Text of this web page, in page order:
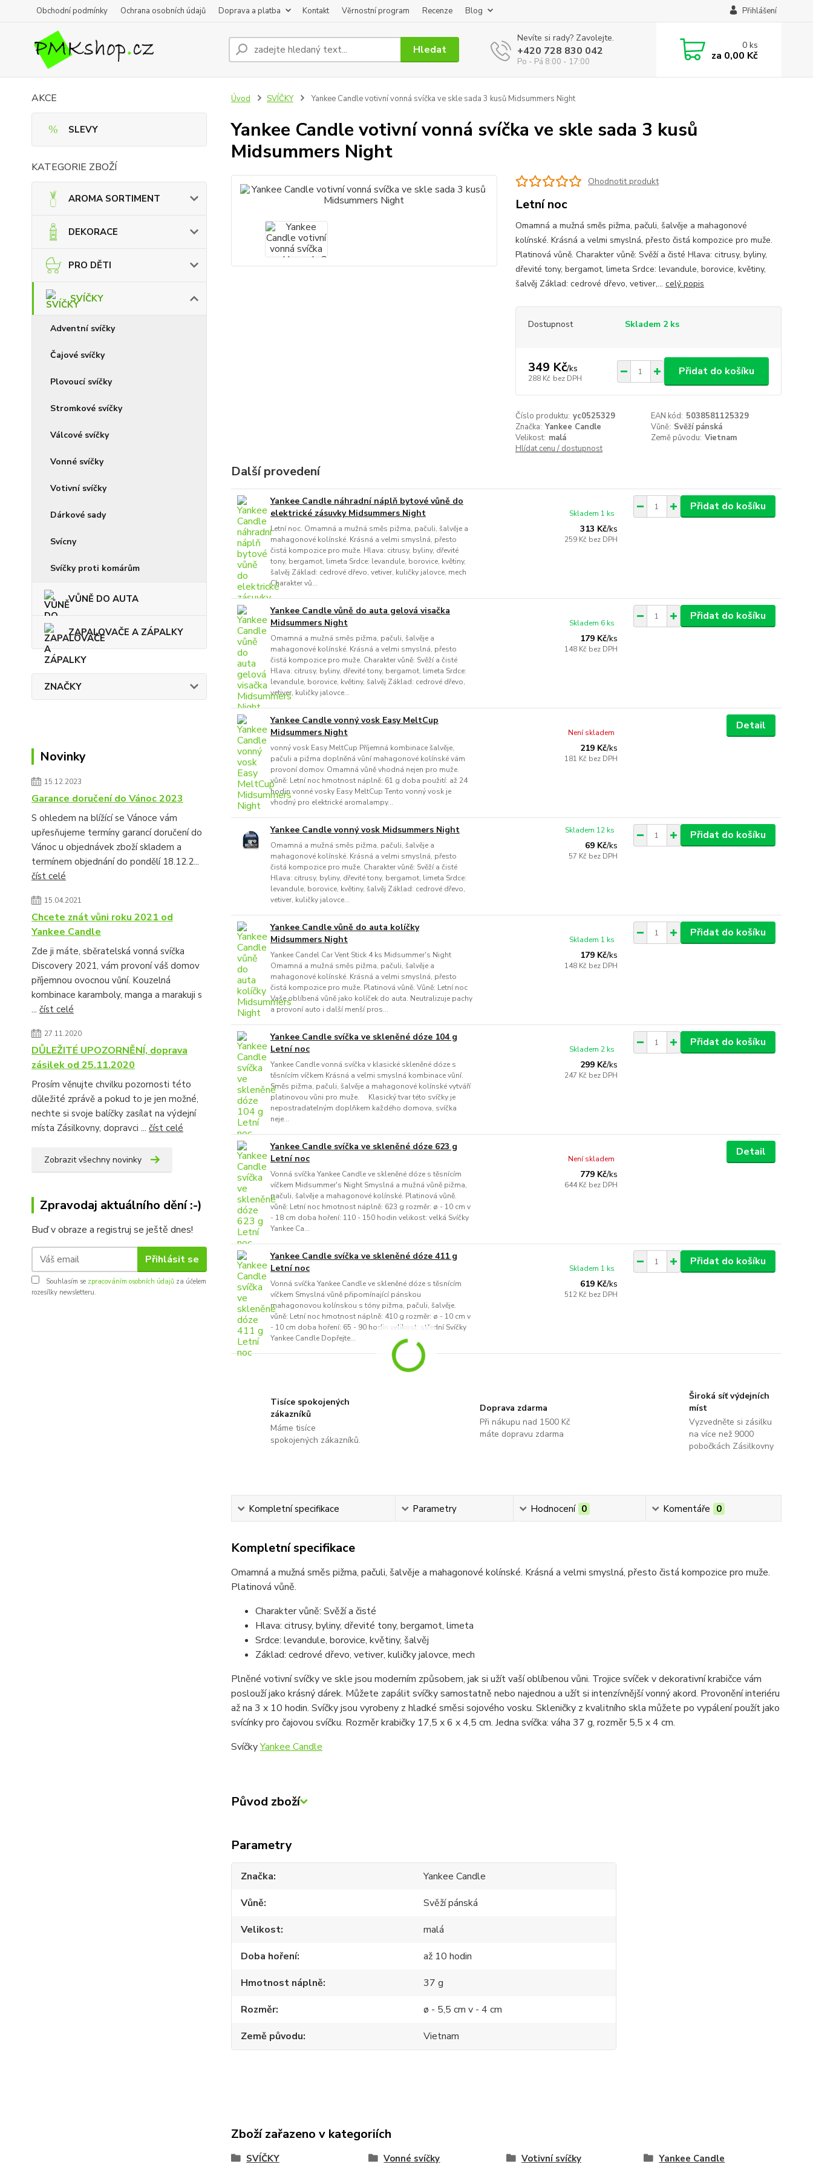
Obchodní podmínky Ochrana osobních údajů Doprava a platba Kontakt Věrnostní program Recenze Blog Přihlášení
Hledat
Nevíte si rady? Zavolejte.
+420 728 830 042
Po - Pá 8:00 - 17:00
0ks
za 0,00 Kč
AKCE
SLEVY
KATEGORIE ZBOŽÍ
AROMA SORTIMENT
DEKORACE
PRO DĚTI
SVÍČKY
Adventní svíčky
Čajové svíčky
Plovoucí svíčky
Stromkové svíčky
Válcové svíčky
Vonné svíčky
Votivní svíčky
Dárkové sady
Svícny
Svíčky proti komárům
VŮNĚ DO AUTA
ZAPALOVAČE A ZÁPALKY
ZNAČKY
Novinky
15.12.2023
Garance doručení do Vánoc 2023
S ohledem na blížící se Vánoce vám
upřesňujeme termíny garancí doručení do
Vánoc u objednávek zboží skladem a
termínem objednání do pondělí 18.12.2...
číst celé
15.04.2021
Chcete znát vůni roku 2021 od
Yankee Candle
Zde ji máte, sběratelská vonná svíčka
Discovery 2021, vám provoní váš domov
příjemnou ovocnou vůní. Kouzelná
kombinace karamboly, manga a marakuji s
... číst celé
27.11.2020
DŮLEŽITÉ UPOZORNĚNÍ, doprava
zásilek od 25.11.2020
Prosím věnujte chvilku pozornosti této
důležité zprávě a pokud to je jen možné,
nechte si svoje balíčky zasílat na výdejní
místa Zásilkovny, dopravci ... číst celé
Zobrazit všechny novinky
Zpravodaj aktuálního dění :-)
Buď v obraze a registruj se ještě dnes!
Přihlásit se
Souhlasím se zpracováním osobních údajů za účelem
rozesílky newsletteru.
Úvod SVÍČKY Yankee Candle votivní vonná svíčka ve skle sada 3 kusů Midsummers Night
Yankee Candle votivní vonná svíčka ve skle sada 3 kusů
Midsummers Night
Ohodnotit produkt
Letní noc
Omamná a mužná směs pižma, pačuli, šalvěje a mahagonové
kolínské. Krásná a velmi smyslná, přesto čistá kompozice pro muže.
Platinová vůně. Charakter vůně: Svěží a čisté Hlava: citrusy, byliny,
dřevité tony, bergamot, limeta Srdce: levandule, borovice, květiny,
šalvěj Základ: cedrové dřevo, vetiver,... celý popis
Dostupnost Skladem 2 ks
349 Kč/ks
288 Kč bez DPH
Přidat do košíku
Číslo produktu: yc0525329 EAN kód: 5038581125329
Značka: Yankee Candle Vůně: Svěží pánská
Velikost: malá Země původu: Vietnam
Hlídat cenu / dostupnost
Další provedení
Yankee Candle náhradní náplň bytové vůně do
elektrické zásuvky Midsummers Night
Letní noc. Omamná a mužná směs pižma, pačuli, šalvěje a
mahagonové kolínské. Krásná a velmi smyslná, přesto
čistá kompozice pro muže. Hlava: citrusy, byliny, dřevité
tony, bergamot, limeta Srdce: levandule, borovice, květiny,
šalvěj Základ: cedrové dřevo, vetiver, kuličky jalovce, mech
Charakter vů...
313 Kč/ks
259 Kč bez DPH
Skladem 1 ks
Přidat do košíku
Yankee Candle vůně do auta gelová visačka
Midsummers Night
Omamná a mužná směs pižma, pačuli, šalvěje a
mahagonové kolínské. Krásná a velmi smyslná, přesto
čistá kompozice pro muže. Charakter vůně: Svěží a čisté
Hlava: citrusy, byliny, dřevité tony, bergamot, limeta Srdce:
levandule, borovice, květiny, šalvěj Základ: cedrové dřevo,
vetiver, kuličky jalovce...
179 Kč/ks
148 Kč bez DPH
Skladem 6 ks
Přidat do košíku
Yankee Candle vonný vosk Easy MeltCup
Midsummers Night
vonný vosk Easy MeltCup Příjemná kombinace šalvěje,
pačuli a pižma doplněná vůní mahagonové kolínské vám
provoní domov. Omamná vůně vhodná nejen pro muže.
vůně: Letní noc hmotnost náplně: 61 g doba použití: až 24
hodin vonné vosky Easy MeltCup Tento vonný vosk je
vhodný pro elektrické aromalampy...
219 Kč/ks
181 Kč bez DPH
Není skladem
Detail
Yankee Candle vonný vosk Midsummers Night
Omamná a mužná směs pižma, pačuli, šalvěje a
mahagonové kolínské. Krásná a velmi smyslná, přesto
čistá kompozice pro muže. Charakter vůně: Svěží a čisté
Hlava: citrusy, byliny, dřevité tony, bergamot, limeta Srdce:
levandule, borovice, květiny, šalvěj Základ: cedrové dřevo,
vetiver, kuličky jalovce...
69 Kč/ks
57 Kč bez DPH
Skladem 12 ks Přidat do košíku
Yankee Candle vůně do auta kolíčky
Midsummers Night
Yankee Candel Car Vent Stick 4 ks Midsummer's Night
Omamná a mužná směs pižma, pačuli, šalvěje a
mahagonové kolínské. Krásná a velmi smyslná, přesto
čistá kompozice pro muže. Platinová vůně. Vůně: Letní noc
Vaše oblíbená vůně jako kolíček do auta. Neutralizuje pachy
a provoní auto i další menší pros...
179 Kč/ks
148 Kč bez DPH
Skladem 1 ks
Přidat do košíku
Yankee Candle svíčka ve skleněné dóze 104 g
Letní noc
Yankee Candle vonná svíčka v klasické skleněné dóze s
těsnícím víčkem Krásná a velmi smyslná kombinace vůní.
Směs pižma, pačuli, šalvěje a mahagonové kolínské vytváří
platinovou vůni pro muže. Klasický tvar této svíčky je
nepostradatelným doplňkem každého domova, svíčka
neje...
299 Kč/ks
247 Kč bez DPH
Skladem 2 ks
Přidat do košíku
Yankee Candle svíčka ve skleněné dóze 623 g
Letní noc
Vonná svíčka Yankee Candle ve skleněné dóze s těsnícím
víčkem Midsummer's Night Smyslná a mužná vůně pižma,
pačuli, šalvěje a mahagonové kolínské. Platinová vůně.
vůně: Letní noc hmotnost náplně: 623 g rozměr: ø - 10 cm v
- 18 cm doba hoření: 110 - 150 hodin velikost: velká Svíčky
Yankee Ca...
779 Kč/ks
644 Kč bez DPH
Není skladem
Detail
Yankee Candle svíčka ve skleněné dóze 411 g
Letní noc
Vonná svíčka Yankee Candle ve skleněné dóze s těsnícím
víčkem Smyslná vůně připomínající pánskou
mahagonovou kolínskou s tóny pižma, pačuli, šalvěje.
vůně: Letní noc hmotnost náplně: 410 g rozměr: ø - 10 cm v
- 10 cm doba hoření: 65 - 90 hodin velikost: střední Svíčky
Yankee Candle Dopřejte...
619 Kč/ks
512 Kč bez DPH
Skladem 1 ks
Přidat do košíku
Tisíce spokojených
zákazníků
Máme tisíce
spokojených zákazníků.
Doprava zdarma
Při nákupu nad 1500 Kč
máte dopravu zdarma
Široká síť výdejních
míst
Vyzvedněte si zásilku
na více než 9000
pobočkách Zásilkovny
Kompletní specifikace Parametry Hodnocení 0 Komentáře 0
Kompletní specifikace
Omamná a mužná směs pižma, pačuli, šalvěje a mahagonové kolínské. Krásná a velmi smyslná, přesto čistá kompozice pro muže.
Platinová vůně.
Charakter vůně: Svěží a čisté
Hlava: citrusy, byliny, dřevité tony, bergamot, limeta
Srdce: levandule, borovice, květiny, šalvěj
Základ: cedrové dřevo, vetiver, kuličky jalovce, mech
Plněné votivní svíčky ve skle jsou moderním způsobem, jak si užít vaší oblíbenou vůni. Trojice svíček v dekorativní krabičce vám
poslouží jako krásný dárek. Můžete zapálit svíčky samostatně nebo najednou a užít si intenzívnější vonný akord. Provonění interiéru
až na 3 x 10 hodin. Svíčky jsou vyrobeny z hladké směsi sojového vosku. Skleničky z kvalitního skla můžete po vypálení použít jako
svícínky pro čajovou svíčku. Rozměr krabičky 17,5 x 6 x 4,5 cm. Jedna svíčka: váha 37 g, rozměr 5,5 x 4 cm.
SvíčkyYankee Candle
Původ zboží
Parametry
Značka
Yankee Candle
Vůně
Svěží pánská
Velikost
malá
Doba hoření
až 10 hodin
Hmotnost náplně
37 g
Rozměr
ø - 5,5 cm v - 4 cm
Země původu
Vietnam
Zboží zařazeno v kategoriích
SVÍČKY Vonné svíčky Votivní svíčky Yankee Candle